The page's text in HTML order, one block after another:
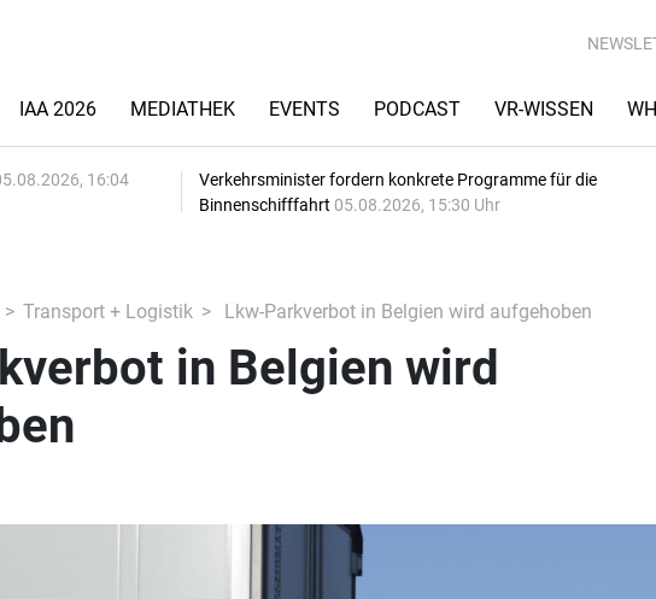
IAA 2026 MEDIATHEK EVENTS PODCAST VR-WISSEN
16:04
Verkehrsminister fordern konkrete Programme für die
Binnenschifffahrt 05.08.2026, 15:30 Uhr
Transport + Logistik Lkw-Parkverbot in Belgien wird aufgehoben
in Belgien wird